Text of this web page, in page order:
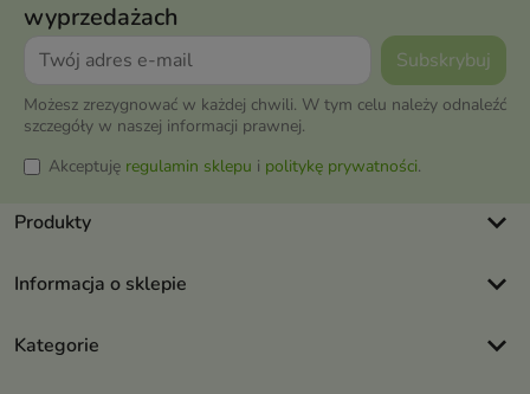
wyprzedażach
Możesz zrezygnować w każdej chwili. W tym celu należy odnaleźć
szczegóły w naszej informacji prawnej.
Akceptuję regulamin sklepu i politykę prywatności.
Produkty keyboard_arrow_down
Informacja o sklepie keyboard_arrow_down
Kategorie
keyboard_arrow_down